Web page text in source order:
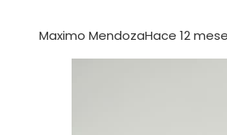
Maximo MendozaHace 12